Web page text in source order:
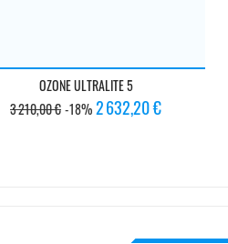
OZONE ULTRALITE 5
Prix
3 210,00 €-18% Prix
2 632,20 €